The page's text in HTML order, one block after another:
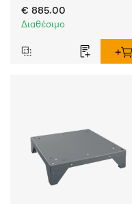
γέμισμα και άδειασμα του
πλυντηρίου ρούχων και
€ 885.00
Διαθέσιμο